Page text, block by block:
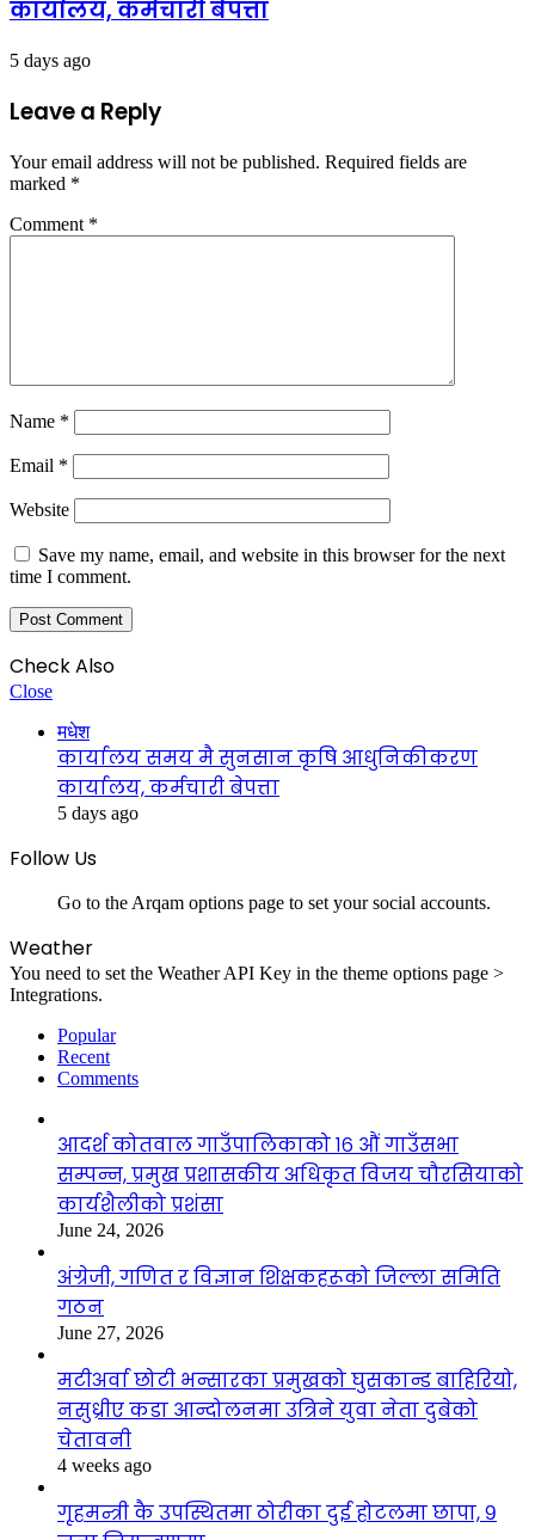
कार्यालय, कर्मचारी बेपत्ता
5 days ago
Leave a Reply
Your email address will not be published. Required fields are
marked *
Comment *
Name *
Email *
Website
Save my name, email, and website in this browser for the next
time I comment.
Check Also
Close
मधेश
कार्यालय समय मै सुनसान कृषि आधुनिकीकरण
कार्यालय, कर्मचारी बेपत्ता
5 days ago
Follow Us
Go to the Arqam options page to set your social accounts.
Weather
You need to set the Weather API Key in the theme options page >
Integrations.
Popular
Recent
Comments
आदर्श कोतवाल गाउँपालिकाको १६ औं गाउँसभा
सम्पन्न, प्रमुख प्रशासकीय अधिकृत विजय चौरसियाको
कार्यशैलीको प्रशंसा
June 24, 2026
अंग्रेजी, गणित र विज्ञान शिक्षकहरूको जिल्ला समिति
गठन
June 27, 2026
मटीअर्वा छोटी भन्सारका प्रमुखको घुसकान्ड बाहिरियो,
नसुध्रीए कडा आन्दोलनमा उत्रिने युवा नेता दुबेको
चेतावनी
4 weeks ago
गृहमन्त्री कै उपस्थितमा ठोरीका दुई होटलमा छापा, ९